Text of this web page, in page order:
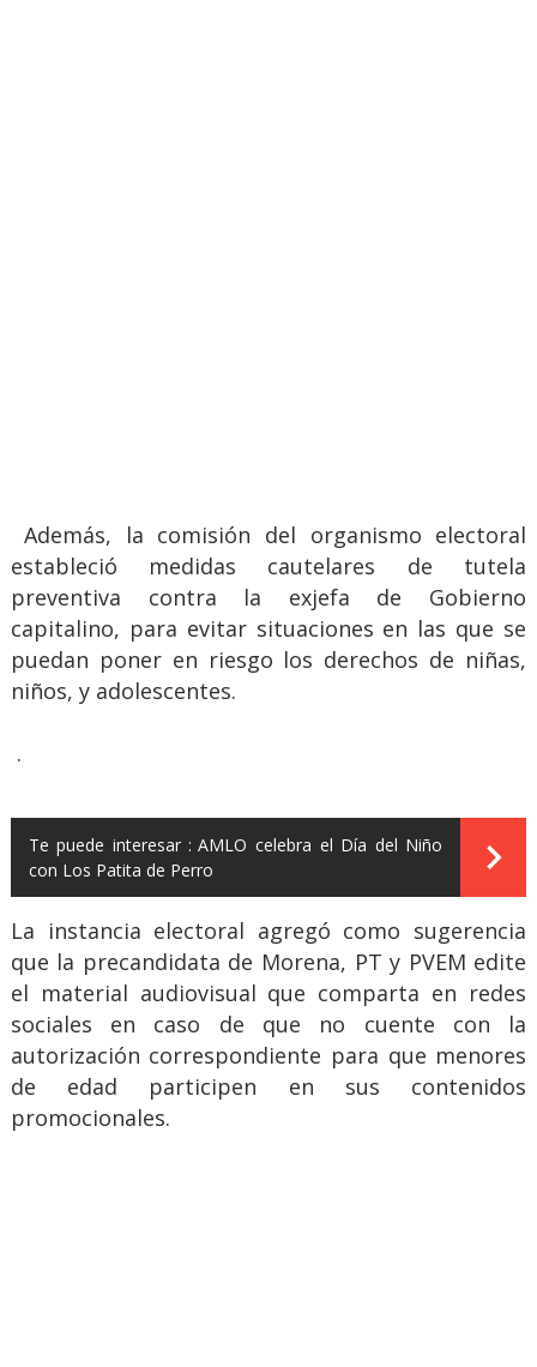
Además, la comisión del organismo electoral
estableció medidas cautelares de tutela
preventiva contra la exjefa de Gobierno
capitalino, para evitar situaciones en las que se
puedan poner en riesgo los derechos de niñas,
niños, y adolescentes.
.
Te puede interesar : AMLO celebra el Día del Niño
con Los Patita de Perro
La instancia electoral agregó como sugerencia
que la precandidata de Morena, PT y PVEM edite
el material audiovisual que comparta en redes
sociales en caso de que no cuente con la
autorización correspondiente para que menores
de edad participen en sus contenidos
promocionales.